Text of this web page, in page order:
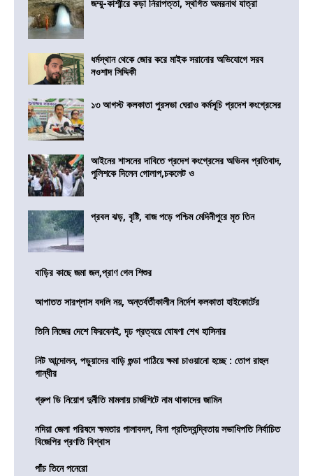
জম্মু-কাশ্মীরে কড়া নিরাপত্তা, স্থগিত অমরনাথ যাত্রা
ধর্মস্থান থেকে জোর করে মাইক সরানোর অভিযোগে সরব
নওশাদ সিদ্দিকী
১৩ আগস্ট কলকাতা পুরসভা ঘেরাও কর্মসূচি প্রদেশ কংগ্রেসের
আইনের শাসনের দাবিতে প্রদেশ কংগ্রেসের অভিনব প্রতিবাদ,
পুলিশকে দিলেন গোলাপ,চকলেট ও
প্রবল ঝড়, বৃষ্টি, বাজ পড়ে পশ্চিম মেদিনীপুরে মৃত তিন
বাড়ির কাছে জমা জল,প্রাণ গেল শিশুর
আপাতত সারপ্লাস বদলি নয়, অন্তর্বর্তীকালীন নির্দেশ কলকাতা হাইকোর্টের
তিনি নিজের দেশে ফিরবেনই, দৃঢ প্রত্যয়ে ঘোষণা শেখ হাসিনার
নিট আন্দোলন, পড়ুয়াদের বাড়ি গুন্ডা পাঠিয়ে ক্ষমা চাওয়ানো হচ্ছে : তোপ রাহুল
গান্ধীর
গ্রুপ ডি নিয়োগ দুর্নীতি মামলায় চার্জশিটে নাম থাকাদের জামিন
নদিয়া জেলা পরিষদে ক্ষমতার পালাবদল, বিনা প্রতিদ্বন্দ্বিতায় সভাধিপতি নির্বাচিত
বিজেপির প্রণতি বিশ্বাস
পাঁচ তিনে পনেরো